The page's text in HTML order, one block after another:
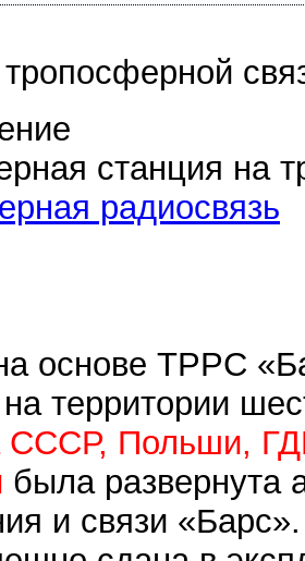
станция на
радиосвязь
основе ТРРС
территории
СССР, Польши,
была развернута
и связи